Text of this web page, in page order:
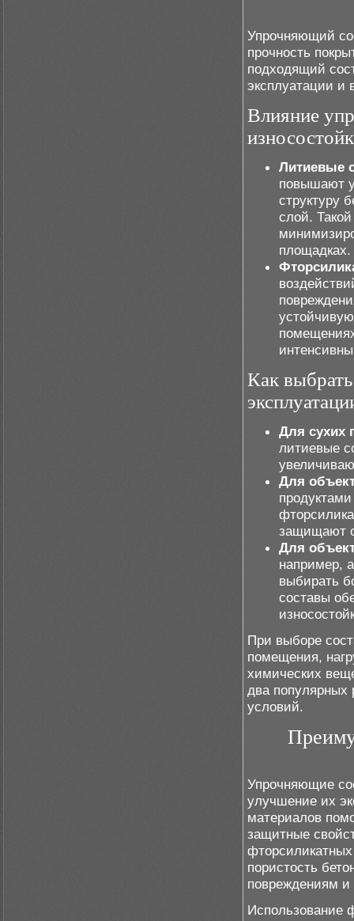
Упрочняющий
прочность
подходящий
эксплуатации и
Влияние
Литиевые
повышают
структуру
слой.
площадках.
Как
Для сухих
литиевые
Для
защищают
Для
например,
выбирать
составы
При выборе
помещения,
химических
два популярных
условий.
Упрочняющие
улучшение их
материалов
защитные
фторсиликатных
пористость
повреждениям
Использование